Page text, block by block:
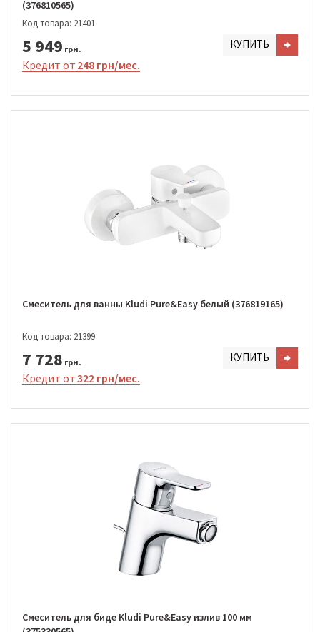
(376810565)
Код товара: 21401
5 949 грн. КУПИТЬ
Кредит от 248 грн/мес.
Смеситель для ванны Kludi Pure&Easy белый (376819165)
Код товара: 21399
7 728 грн. КУПИТЬ
Кредит от322 грн/мес.
Смеситель для биде Kludi Pure&Easy излив 100 мм